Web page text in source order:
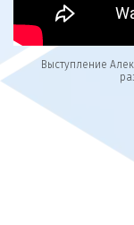
Выступление